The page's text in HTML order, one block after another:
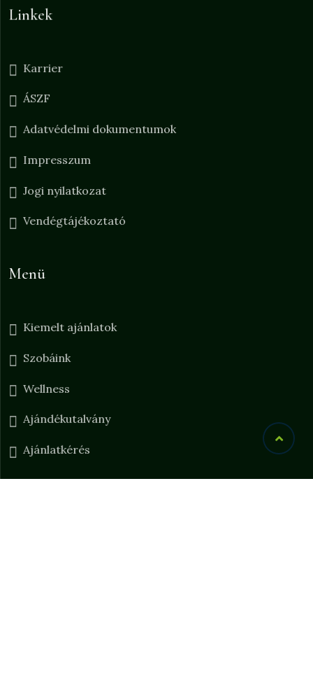
Linkek
Karrier
ÁSZF
Adatvédelmi dokumentumok
Impresszum
Jogi nyilatkozat
Vendégtájékoztató
Menü
Kiemelt ajánlatok
Szobáink
Wellness
Ajándékutalvány
Ajánlatkérés